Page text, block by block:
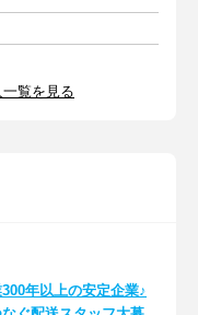
覧を見る
300年以上の安定企業♪